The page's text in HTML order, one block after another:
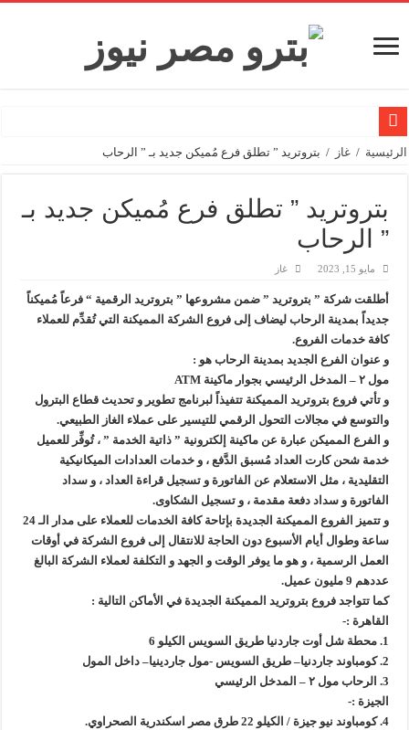
وزيرا التخطيط والتنمية الاقتصادية والبترول والثروة المعدنية يبحثان جهود تحقيق أمن
جنوب الوادي القابضة للبترول» تنظم لقاءً توعويًا حول إدارة الأزمات ورفع كفاءة
من ذاكرة البترول فكرة متميزة ترصد تاريخ القطاع
أكبا تبدأ تصدير 60 ألف طن من زيوت المحركات البحرية للأسواق الخارجية
سيدبك تؤكد ريادتها في جودة الخامات باعتماد عالمي جديد
وزير البترول والثروة المعدنية يبحث مع إكسون موبيل العالمية آليات تنفيذ
رئيسا العامة وبترومنت في زيارة لحقول ابوسنان
وزير البترول والثروة المعدنية يتفقد استئناف أعمال الحفر بحقل البركة في أسوان بعد توقف منذ عام 2022.. ويؤكد: كامل الاهتمام لوضع صعيد مصر
وزير البترول يتابع انتاج حقل البركة في اسوان
الرئيسية / غاز / بتروتريد ” تطلق فرع مُميكن جديد بـ ” الرحاب
بتروتريد ” تطلق فرع مُميكن جديد بـ
” الرحاب
مايو 15, 2023 غاز
أطلقت شركة ” بتروتريد ” ضمن مشروعها ” بتروتريد الرقمية “ فرعاً مُميكناً
جديداً بمدينة الرحاب ليضاف إلى فروع الشركة المميكنة التي تُقدِّم للعملاء
كافة خدمات الفروع.
و عنوان الفرع الجديد بمدينة الرحاب هو :
مول ٢ – المدخل الرئيسي بجوار ماكينة ATM
و تأتي فروع بتروتريد المميكنة تتفيذاً لبرنامج تطوير و تحديث قطاع البترول
والتوسع في مجالات التحول الرقمي للتيسير على عملاء الغاز الطبيعي.
و الفرع المميكن عبارة عن ماكينة إلكترونية ” ذاتية الخدمة ” ، تُوفِّر للعميل
خدمة شحن كارت العداد مُسبق الدَّفع ، و خدمات العدادات الميكانيكية
التقليدية ، مثل الاستعلام عن الفاتورة و تسجيل قراءة العداد ، و سداد
الفاتورة و سداد دفعة مقدمة ، و تسجيل الشكاوى.
و تتميز الفروع المميكنة الجديدة بإتاحة كافة الخدمات للعملاء على مدار الـ 24
ساعة وطوال أيام الأسبوع دون الحاجة للانتقال إلى فروع الشركة في أوقات
العمل الرسمية ، و هو ما يوفر الوقت و الجهد و التكلفة لعملاء الشركة البالغ
عددهم 9 مليون عميل.
كما تتواجد فروع بتروتريد المميكنة الجديدة في الأماكن التالية :
القاهرة :-
1. محطة شل أوت جاردنيا طريق السويس الكيلو 6
2. كومباوند جاردنيا– طريق السويس -مول جاردينيا– داخل المول
3. الرحاب مول ٢ – المدخل الرئيسي
الجيزة :-
4. كومباوند نيو جيزة / الكيلو 22 طرق مصر اسكندرية الصحراوي.